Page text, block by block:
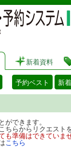
新着資料
予約ベスト 新
ができます。
ちらからリクエス
も準備はできてい
こちら